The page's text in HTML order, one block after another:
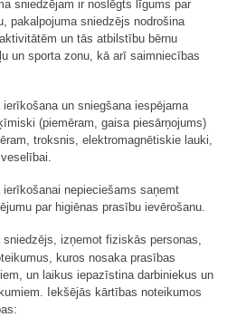
sniedzējam ir noslēgts līgums par
pakalpojuma sniedzējs nodrošina
un tās atbilstību bērnu
un sporta zonu, kā arī saimniecības
un sniegšana iespējama
(piemēram, gaisa piesārņojums)
troksnis, elektromagnētiskie lauki,
nepieciešams saņemt
par higiēnas prasību ievērošanu.
sniedzējs, izņemot fiziskās personas,
kuros nosaka prasības
un laikus iepazīstina darbiniekus un
Iekšējās kārtības noteikumos